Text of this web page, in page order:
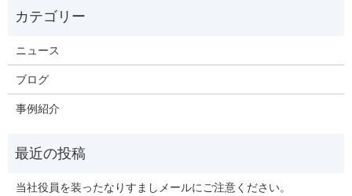
ニュース
ブログ
事例紹介
当社役員を装ったなりすましメールにご注意ください。